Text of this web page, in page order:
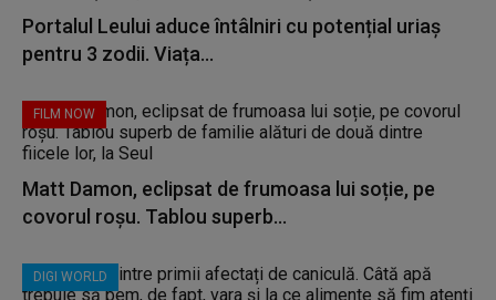
Portalul Leului aduce întâlniri cu potențial uriaș
pentru 3 zodii. Viața...
FILM NOW
Matt Damon, eclipsat de frumoasa lui soție, pe
covorul roșu. Tablou superb...
DIGI WORLD